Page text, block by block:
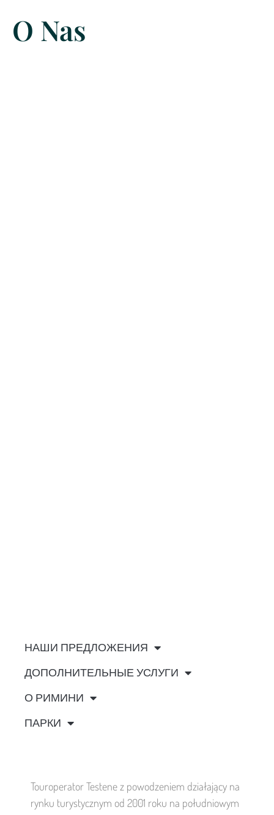
O Nas
Touroperator Testene z powodzeniem działający na
rynku turystycznym od 2001 roku na południowym
НАШИ ПРЕДЛОЖЕНИЯ
ДОПОЛНИТЕЛЬНЫЕ УСЛУГИ
О РИМИНИ
ПАРКИ